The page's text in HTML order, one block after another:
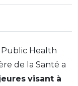
Public Health
de la Santé a
visant à